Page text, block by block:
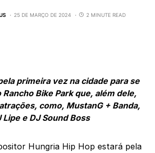
25 DE MARÇO DE 2024 2 MINUTE READ
primeira vez na cidade para se
Bike Park que, além dele,
como, MustanG + Banda,
Lipe e DJ Sound Boss
Hungria Hip Hop estará pela